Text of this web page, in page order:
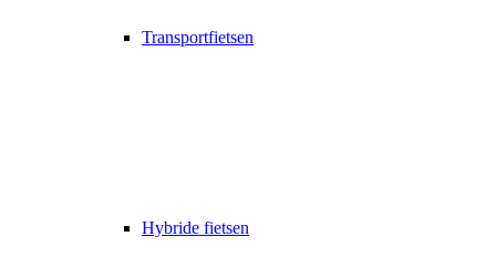
Transportfietsen
Hybride fietsen